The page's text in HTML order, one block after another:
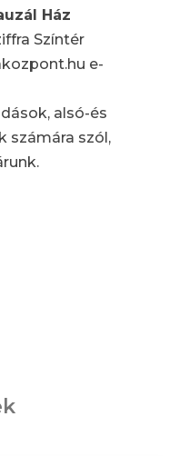
Ház
Színtér
e-
alsó-és
számára szól,